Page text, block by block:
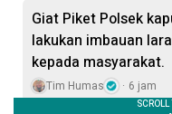
Giat Piket Polsek
lakukan imbauan
kepada masyarakat.
Tim Humas 6 jam